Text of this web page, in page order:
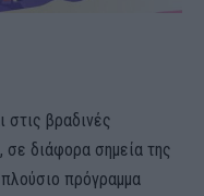
στις βραδινές
σε διάφορα σημεία της
πρόγραμμα